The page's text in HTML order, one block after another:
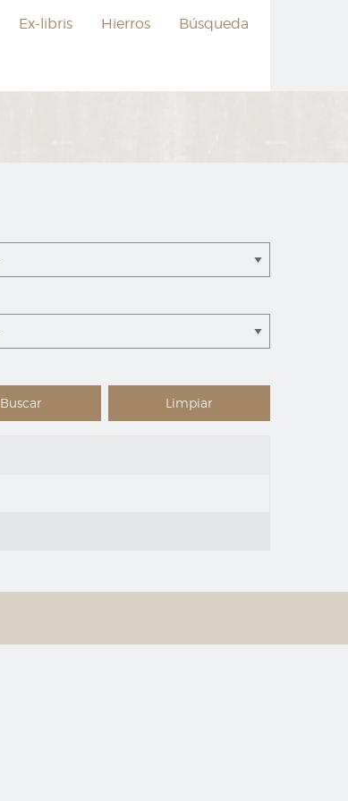
Ex-libris Hierros Búsqueda